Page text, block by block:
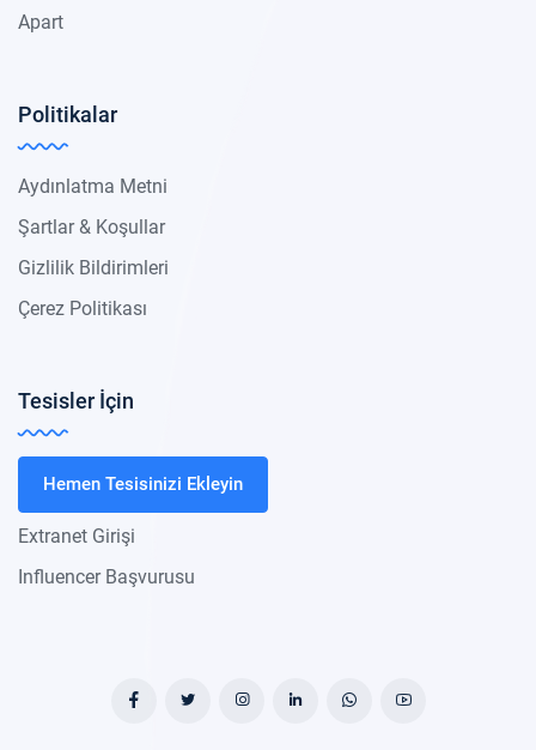
Apart
Politikalar
Aydınlatma Metni
Şartlar & Koşullar
Gizlilik Bildirimleri
Çerez Politikası
Tesisler İçin
Hemen Tesisinizi Ekleyin
Extranet Girişi
Influencer Başvurusu